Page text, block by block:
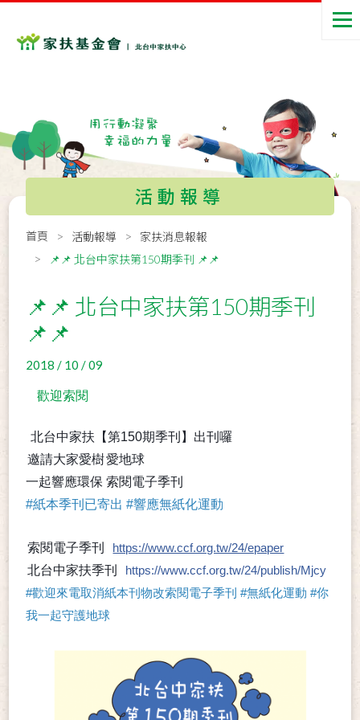
活動報導
首頁 活動報導
家扶消息報報
📌📌 北台中家扶第150期季刊 📌📌
📌📌 北台中家扶第150期季刊
📌📌
2018 / 10 / 09
歡迎索閱
北台中家扶【第150期季刊】出刊囉
邀請大家愛樹愛地球
一起響應環保 索閱電子季刊
#紙本季刊已寄出 #響應無紙化運動
索閱電子季刊
https://www.ccf.org.tw/24/epaper
北台中家扶季刊
https://www.ccf.org.tw/24/publish/Mjcy
#歡迎來電取消紙本刊物改索閱電子季刊 #無紙化運動 #你
我一起守護地球